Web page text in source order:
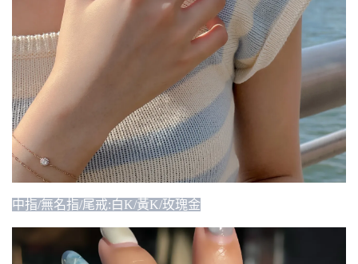
中指/無名指/尾戒:白K/黃K/玫瑰金